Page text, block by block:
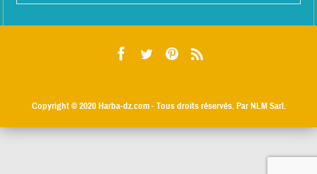
Copyright © 2020Harba-dz.com- Tous droits réservés. Par NLM Sarl.